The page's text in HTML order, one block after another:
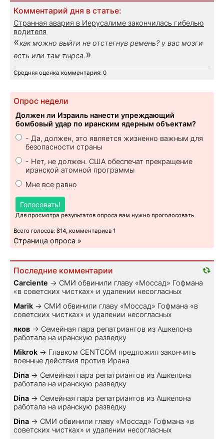
Комментарий дня в статье:
Странная авария в Иерусалиме закончилась гибелью
водителя
«как можно выйти не отстегнув ремень? у вас мозги
есть или там тырса. »
Средняя оценка комментария: 0
Опрос недели
Должен ли Израиль нанести упреждающий
бомбовый удар по иранским ядерным объектам?
- Да, должен, это является жизненно важным для
безопасности страны
- Нет, не должен. США обеспечат прекращение
иранской атомной программы
Мне все равно
Голосовать!
Для просмотра результатов опроса вам нужно проголосовать
Всего голосов: 814, комментариев 1
Страница опроса »
Последние комментарии
Carciente → СМИ обвинили главу «Моссад» Гофмана
«в советских чистках» и удалении несогласных
Marik → СМИ обвинили главу «Моссад» Гофмана «в
советских чистках» и удалении несогласных
яков → Семейная пара репатриантов из Ашкелона
работала на иранскую разведку
Mikrok → Главком CENTCOM предложил закончить
военные действия против Ирана
Dina → Семейная пара репатриантов из Ашкелона
работала на иранскую разведку
Dina → Семейная пара репатриантов из Ашкелона
работала на иранскую разведку
Dina → СМИ обвинили главу «Моссад» Гофмана «в
советских чистках» и удалении несогласных